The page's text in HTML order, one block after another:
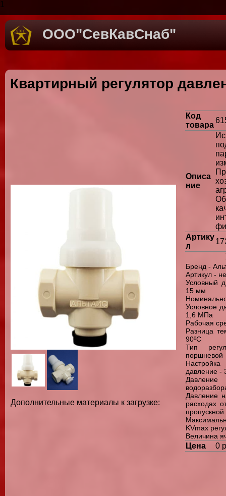
1
ООО"СевКавСнаб"
Квартирный регулятор
Дополнительные материалы к загрузке:
Код
товара
Описа
ние
Артику
л
Бренд -
Артикул -
Условный
15 мм
Условное
1,6 МПа
Рабочая
Разница
90ºС
Тип
поршневой
давление -
Давление
Давление
расходах
KVmax
Величина
Цена 0